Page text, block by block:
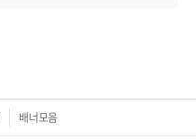
배너모음